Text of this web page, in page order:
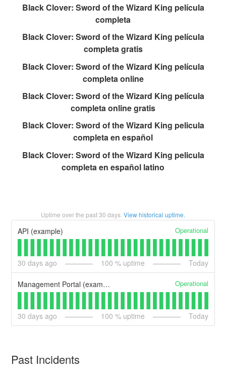
Black Clover: Sword of the Wizard King película
completa
Black Clover: Sword of the Wizard King película
completa gratis
Black Clover: Sword of the Wizard King película
completa online
Black Clover: Sword of the Wizard King película
completa online gratis
Black Clover: Sword of the Wizard King pelicula
completa en español
Black Clover: Sword of the Wizard King pelicula
completa en español latino
Uptime over the past30 days. View historical uptime.
API (example) Operational
30 days ago 100 % uptime Today
Management Portal (example) Operational
30 days ago 100 % uptime Today
Past Incidents